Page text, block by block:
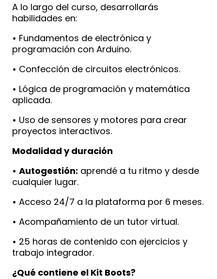
A lo largo del curso, desarrollarás
habilidades en:
• Fundamentos de electrónica y
programación con Arduino.
• Confección de circuitos electrónicos.
• Lógica de programación y matemática
aplicada.
• Uso de sensores y motores para crear
proyectos interactivos.
Modalidad y duración
• Autogestión: aprendé a tu ritmo y desde
cualquier lugar.
• Acceso 24/7 a la plataforma por 6 meses.
• Acompañamiento de un tutor virtual.
• 25 horas de contenido con ejercicios y
trabajo integrador.
¿Qué contiene el Kit Boots?